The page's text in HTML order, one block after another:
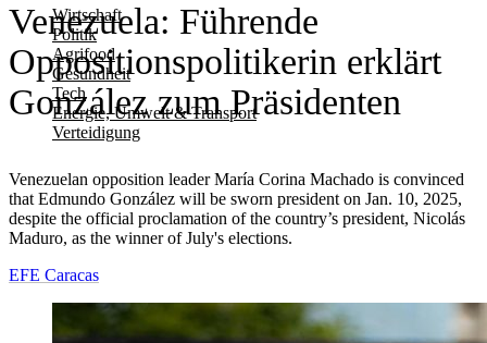
Wirtschaft
Politik
Agrifood
Gesundheit
Tech
Energie, Umwelt & Transport
Verteidigung
Venezuela: Führende
Oppositionspolitikerin erklärt
González zum Präsidenten
Venezuelan opposition leader María Corina Machado is convinced
that Edmundo González will be sworn president on Jan. 10, 2025,
despite the official proclamation of the country’s president, Nicolás
Maduro, as the winner of July's elections.
EFE Caracas